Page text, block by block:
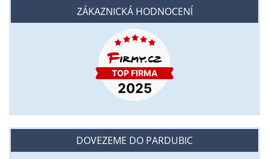
ZÁKAZNICKÁ HODNOCENÍ
DOVEZEME DO PARDUBIC